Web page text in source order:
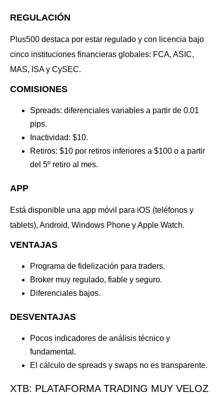
REGULACIÓN
Plus500 destaca por estar regulado y con licencia bajo
cinco instituciones financieras globales: FCA, ASIC,
MAS, ISA y CySEC.
COMISIONES
Spreads: diferenciales variables a partir de 0.01
pips.
Inactividad: $10.
Retiros: $10 por retiros inferiores a $100 o a partir
del 5º retiro al mes.
APP
Está disponible una app móvil para iOS (teléfonos y
tablets), Android, Windows Phone y Apple Watch.
VENTAJAS
Programa de fidelización para traders.
Broker muy regulado, fiable y seguro.
Diferenciales bajos.
DESVENTAJAS
Pocos indicadores de análisis técnico y
fundamental.
El cálculo de spreads y swaps no es transparente.
XTB: PLATAFORMA TRADING MUY VELOZ